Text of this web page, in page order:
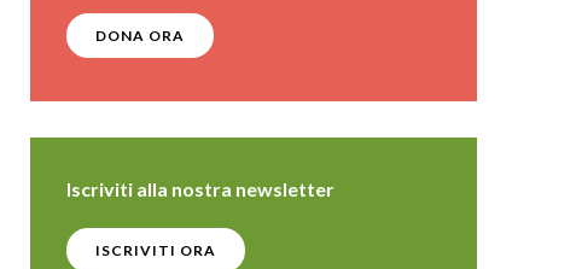
DONA ORA
Iscriviti alla nostra newsletter
ISCRIVITI ORA